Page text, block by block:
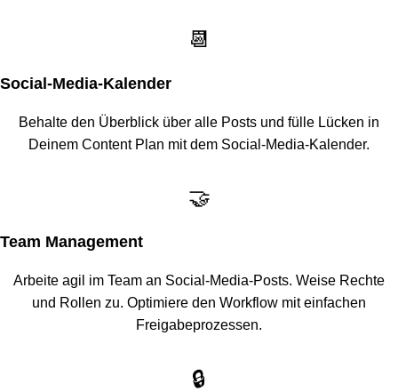
📆
Social-Media-Kalender
Behalte den Überblick über alle Posts und fülle Lücken in
Deinem Content Plan mit dem Social-Media-Kalender.
🤝
Team Management
Arbeite agil im Team an Social-Media-Posts. Weise Rechte
und Rollen zu. Optimiere den Workflow mit einfachen
Freigabeprozessen.
🔒